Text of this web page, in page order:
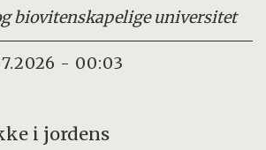
biovitenskapelige universitet
- 00:03
i jordens